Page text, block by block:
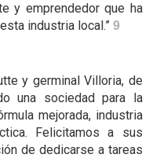
y emprendedor que ha
industria local.”9
y germinal Villoria, de
una sociedad para la
mejorada, industria
Felicitamos a sus
de dedicarse a tareas